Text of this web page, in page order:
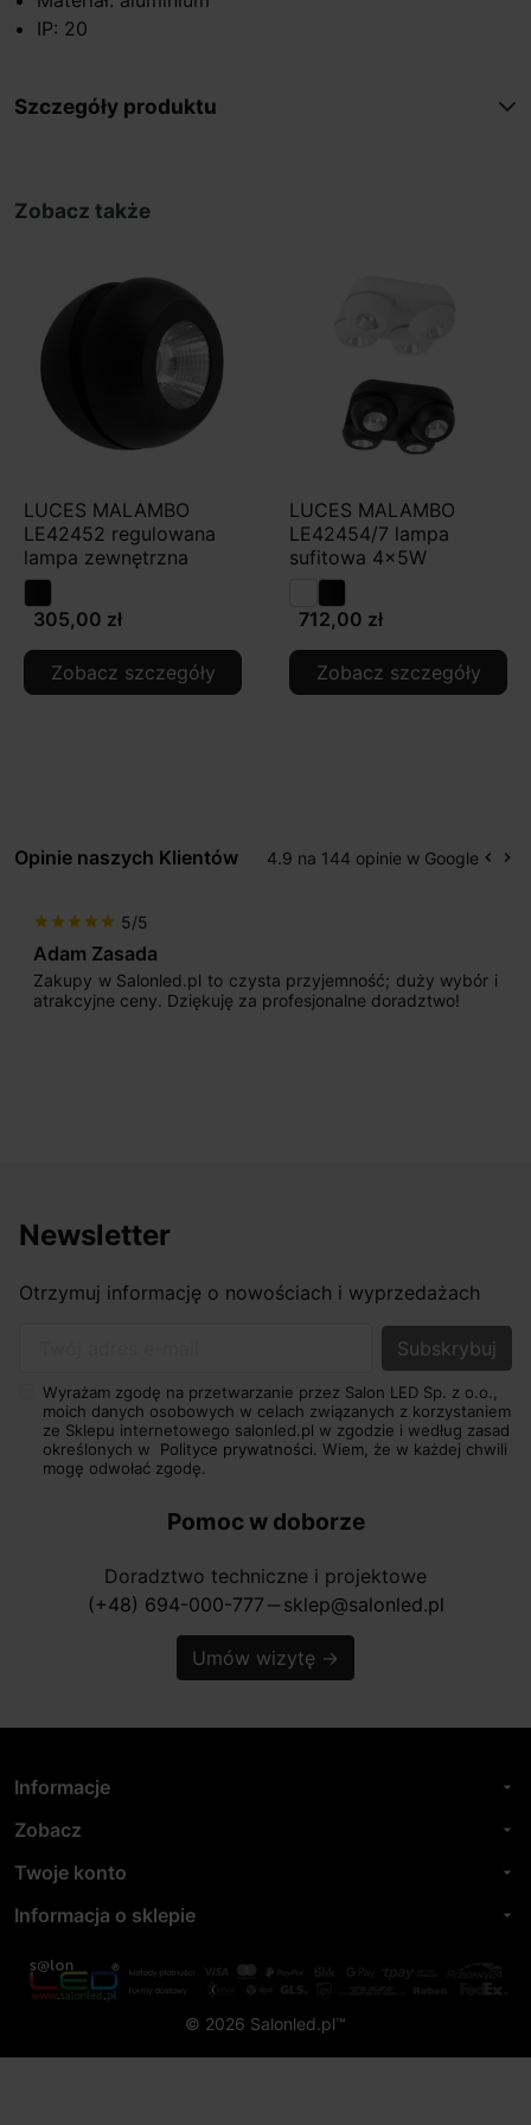
IP: 20
Szczegóły produktu
Zobacz także
LUCES MALAMBO
LE42452 regulowana
lampa zewnętrzna
305,00 zł
Zobacz szczegóły
LUCES MALAMBO
LE42454/7 lampa
sufitowa 4x5W
712,00 zł
Zobacz szczegóły
Opinie naszych Klientów 4.9 na 144 opinie w Google keyboard_arrow_left keyboard_arrow_right
star star star star star 5/5
Adam Zasada
Zakupy w Salonled.pl to czysta przyjemność; duży wybór i
atrakcyjne ceny. Dziękuję za profesjonalne doradztwo!
Newsletter
Otrzymuj informację o nowościach i wyprzedażach
Wyrażam zgodę na przetwarzanie przez Salon LED Sp. z o.o.,
moich danych osobowych w celach związanych z korzystaniem
ze Sklepu internetowego salonled.pl w zgodzie i według zasad
określonych w Polityce prywatności. Wiem, że w każdej chwili
mogę odwołać zgodę.
Pomoc w doborze
Doradztwo techniczne i projektowe
(+48) 694-000-777 horizontal_rule sklep@salonled.pl
Umów wizytę →
Informacje arrow_drop_down
Zobacz arrow_drop_down
Twoje konto arrow_drop_down
Informacja o sklepie arrow_drop_down
© 2026 Salonled.pl™